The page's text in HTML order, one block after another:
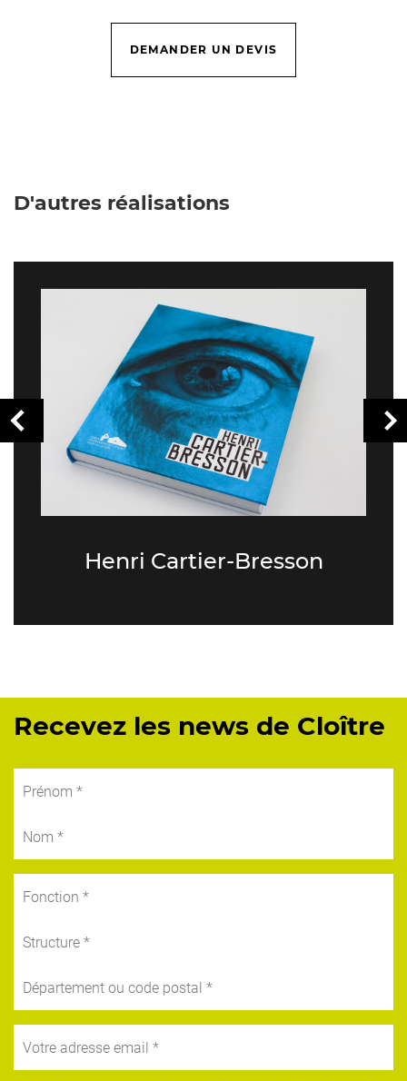
DEMANDER UN DEVIS
D'autres réalisations
Henri Cartier-Bresson
Recevez les news de Cloître